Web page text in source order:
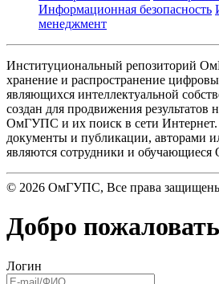
Информационная безопасность
менеджмент
Институциональный репозиторий
хранение и распространение
являющихся интеллектуальной
создан для продвижения результатов
ОмГУПС и их поиск в сети Интернет.
документы и публикации, авторами
являются сотрудники и
© 2026 ОмГУПС, Все права
Добро пожаловать
Логин